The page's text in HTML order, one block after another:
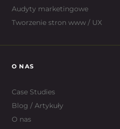
Audyty marketingowe
Tworzenie stron www / UX
O NAS
Case Studies
Blog / Artykuły
O nas